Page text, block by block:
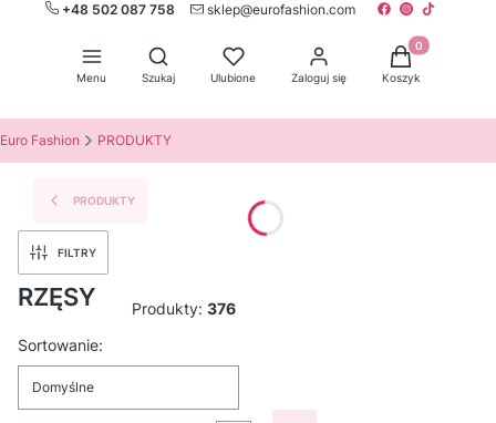
+48 502 087 758 sklep@eurofashion.com
Menu
Otwórz wyszukiwarkę
Szukaj Ulubione Zaloguj się
Produkty w
Koszyk
Euro Fashion PRODUKTY
PRODUKTY
FILTRY
RZĘSY Produkty: 376
Lista produktów
Sortowanie:
Domyślne